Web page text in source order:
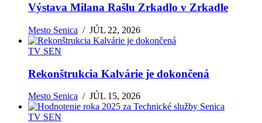
Výstava Milana Rašlu Zrkadlo v Zrkadle
Mesto Senica /JÚL 22, 2026
TV SEN
Rekonštrukcia Kalvárie je dokončená
Mesto Senica /JÚL 15, 2026
TV SEN